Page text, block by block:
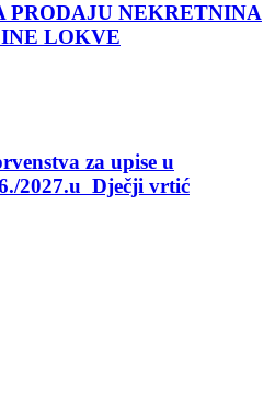
PRODAJU NEKRETNINA
LOKVE
za upise u
2027.u Dječji vrtić